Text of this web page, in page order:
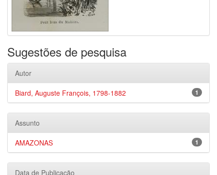
Sugestões de pesquisa
Autor
1
Biard, Auguste François, 1798-1882
Assunto
1
AMAZONAS
Data de Publicação